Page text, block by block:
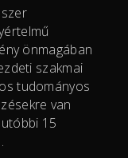
önmagában
szakmai
tudományos
van
15